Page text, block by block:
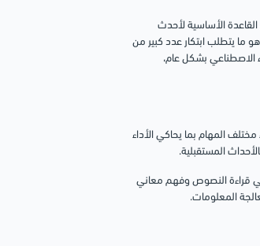
القاعدة الأساسية لأحدث
ما يتطلب ابتكار عدد كبير من
الاصطناعي بشكل عام،
المهام بما يحاكي الأداء
المستقبلية.
في قراءة النصوص وفهم معاني
المعلومات.